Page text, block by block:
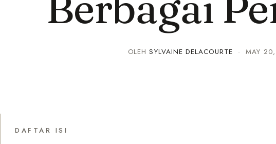
OLEHSYLVAINE DELACOURTE ·MAY
DAFTAR ISI